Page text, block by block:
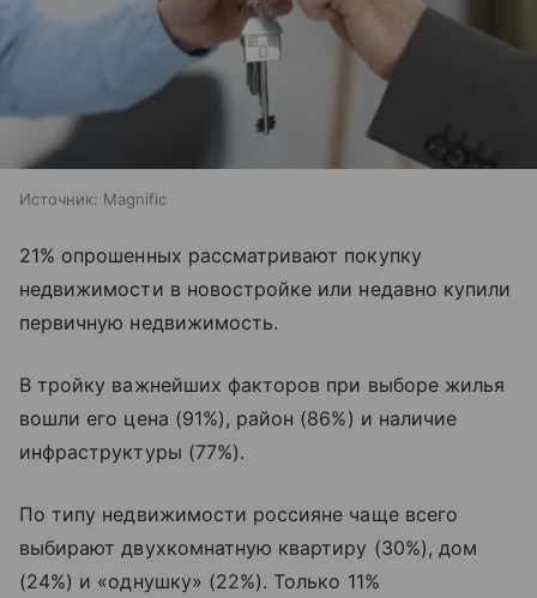
Источник: Magnific
21% опрошенных рассматривают покупку
недвижимости в новостройке или недавно купили
первичную недвижимость.
В тройку важнейших факторов при выборе жилья
вошли его цена (91%), район (86%) и наличие
инфраструктуры (77%).
По типу недвижимости россияне чаще всего
выбирают двухкомнатную квартиру (30%), дом
(24%) и «однушку» (22%). Только 11%